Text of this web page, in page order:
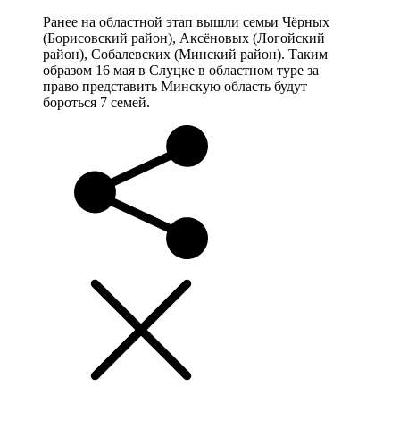
Ранее на областной этап вышли семьи Чёрных
(Борисовский район), Аксёновых (Логойский
район), Собалевских (Минский район). Таким
образом 16 мая в Слуцке в областном туре за
право представить Минскую область будут
бороться 7 семей.